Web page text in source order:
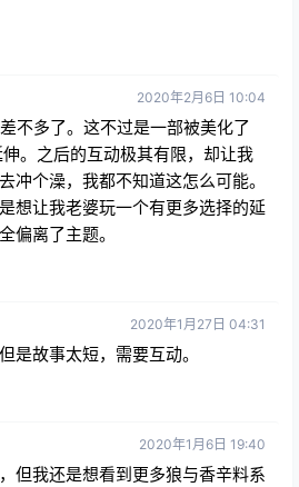
2020年2月6日 10:04
不多了。这不过是一部被美化了
。之后的互动极其有限，却让我
冲个澡，我都不知道这怎么可能。
想让我老婆玩一个有更多选择的延
偏离了主题。
2020年1月27日 04:31
是故事太短，需要互动。
2020年1月6日 19:40
但我还是想看到更多狼与香辛料系